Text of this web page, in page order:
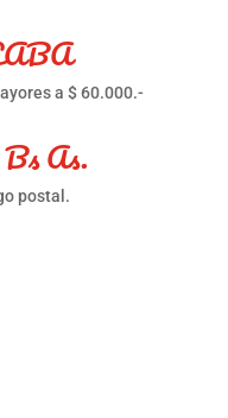
a $ 60.000.-
As.
postal.